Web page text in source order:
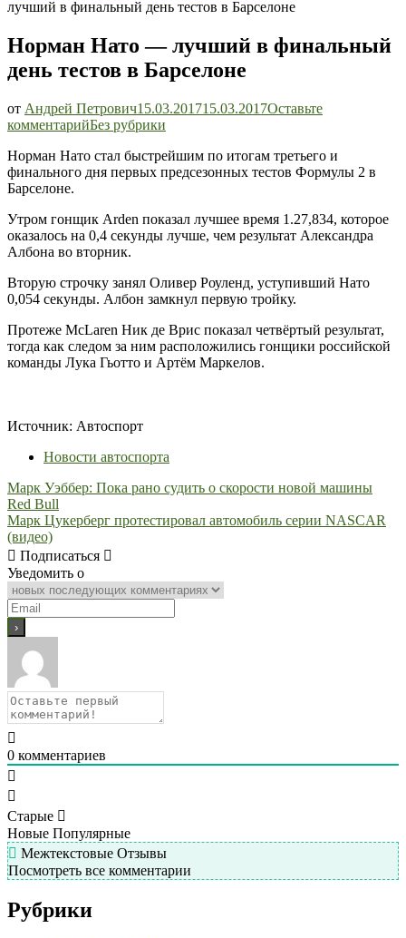
лучший в финальный день тестов в Барселоне
Норман Нато — лучший в финальный
день тестов в Барселоне
от Андрей Петрович15.03.201715.03.2017Оставьте
комментарийНорман
—
лучший
день
тестов
в
Без рубрики
Норман Нато стал быстрейшим по итогам третьего и
финального дня первых предсезонных тестов Формулы 2 в
Барселоне.
Утром гонщик Arden показал лучшее время 1.27,834, которое
оказалось на 0,4 секунды лучше, чем результат Александра
Албона во вторник.
Вторую строчку занял Оливер Роуленд, уступивший Нато
0,054 секунды. Албон замкнул первую тройку.
Протеже McLaren Ник де Врис показал четвёртый результат,
тогда как следом за ним расположились гонщики российской
команды Лука Гьотто и Артём Маркелов.
Источник: Автоспорт
Новости автоспорта
Навигация
по
записям
Марк Уэббер: Пока рано судить о скорости новой машины
Red Bull
Марк Цукерберг протестировал автомобиль серии NASCAR
(видео)
Подписаться
Уведомить о
0 комментариев
Старые
Новые Популярные
Межтекстовые Отзывы
Посмотреть все комментарии
Рубрики